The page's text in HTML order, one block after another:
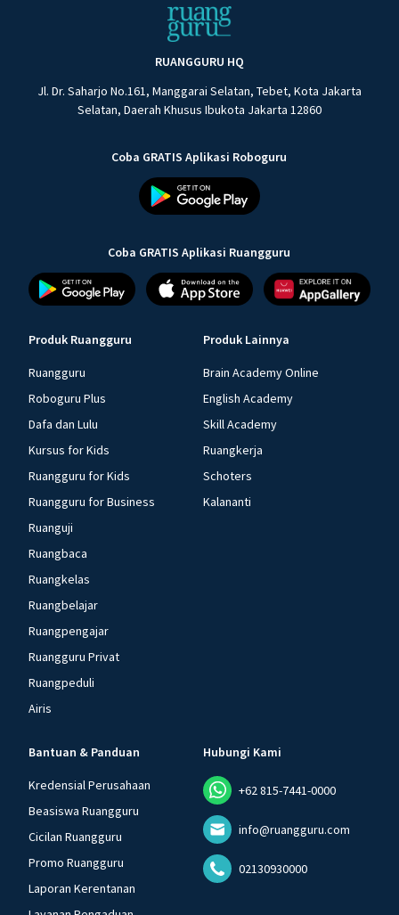
RUANGGURU HQ
Jl. Dr. Saharjo No.161, Manggarai Selatan, Tebet, Kota Jakarta
Selatan, Daerah Khusus Ibukota Jakarta 12860
Coba GRATIS Aplikasi Roboguru
Coba GRATIS Aplikasi Ruangguru
Produk Ruangguru
Ruangguru
Roboguru Plus
Dafa dan Lulu
Kursus for Kids
Ruangguru for Kids
Ruangguru for Business
Ruanguji
Ruangbaca
Ruangkelas
Ruangbelajar
Ruangpengajar
Ruangguru Privat
Ruangpeduli
Airis
Produk Lainnya
Brain Academy Online
English Academy
Skill Academy
Ruangkerja
Schoters
Kalananti
Bantuan & Panduan
Kredensial Perusahaan
Beasiswa Ruangguru
Cicilan Ruangguru
Promo Ruangguru
Laporan Kerentanan
Hubungi Kami
+62 815-7441-0000
info@ruangguru.com
02130930000